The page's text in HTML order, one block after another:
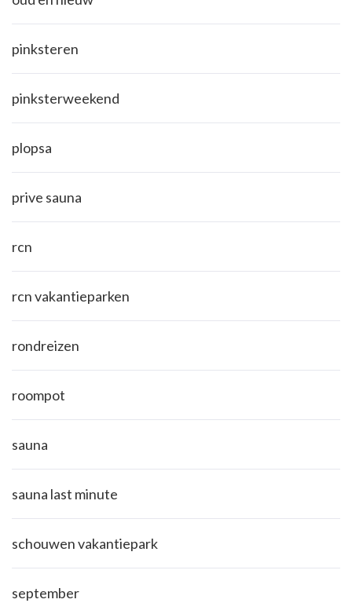
pinksteren
pinksterweekend
plopsa
prive sauna
rcn
rcn vakantieparken
rondreizen
roompot
sauna
sauna last minute
schouwen vakantiepark
september